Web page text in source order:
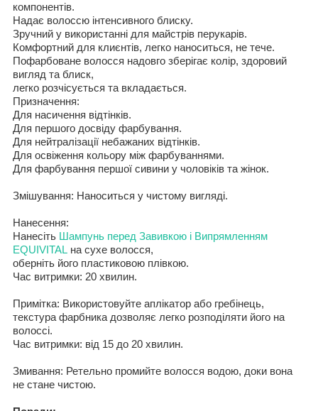
компонентів.
Надає волоссю інтенсивного блиску.
Зручний у використанні для майстрів перукарів.
Комфортний для клиєнтів, легко наноситься, не тече.
Пофарбоване волосся надовго зберігає колір, здоровий
вигляд та блиск,
легко розчісується та вкладається.
Призначення:
Для насичення відтінків.
Для першого досвіду фарбування.
Для нейтралізації небажаних відтінків.
Для освіження кольору між фарбуваннями.
Для фарбування першої сивини у чоловіків та жінок.
Змішування: Наноситься у чистому вигляді.
Нанесення:
Нанесіть Шампунь перед Завивкою і Випрямленням
EQUIVITAL на сухе волосся,
оберніть його пластиковою плівкою.
Час витримки: 20 хвилин.
Примітка: Використовуйте аплікатор або гребінець,
текстура фарбника дозволяє легко розподіляти його на
волоссі.
Час витримки: від 15 до 20 хвилин.
Змивання: Ретельно промийте волосся водою, доки вона
не стане чистою.